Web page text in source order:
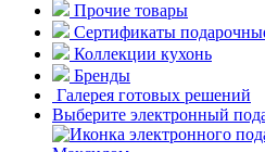
Прочие товары
Сертификаты
Коллекции кухонь
Бренды
Галерея готовых решений
Выберите электронный